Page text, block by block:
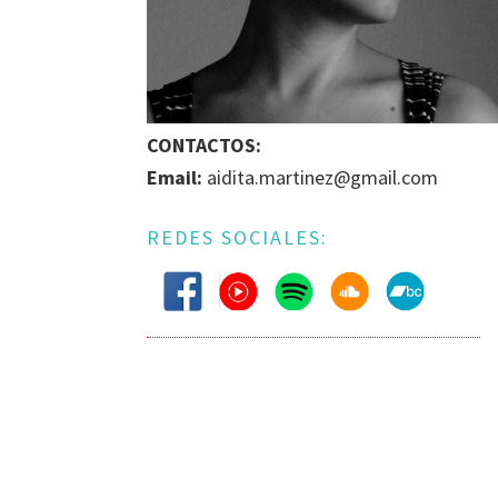
BÚSQUEDA
IGUALDAD
DE
GÉNERO
EN
LA
MUSICAL
URUGUAYA
CONTACTOS:
Email: aidita.martinez@gmail.com
REDES SOCIALES: